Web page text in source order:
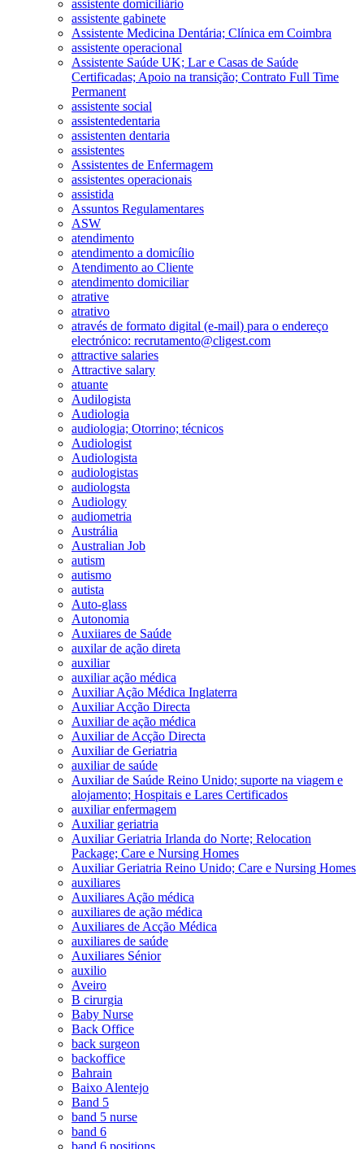
assistente domiciliário
assistente gabinete
Assistente Medicina Dentária; Clínica em Coimbra
assistente operacional
Assistente Saúde UK; Lar e Casas de Saúde
Certificadas; Apoio na transição; Contrato Full Time
Permanent
assistente social
assistentedentaria
assistenten dentaria
assistentes
Assistentes de Enfermagem
assistentes operacionais
assistida
Assuntos Regulamentares
ASW
atendimento
atendimento a domicílio
Atendimento ao Cliente
atendimento domiciliar
atrative
atrativo
através de formato digital (e-mail) para o endereço
electrónico: recrutamento@cligest.com
attractive salaries
Attractive salary
atuante
Audilogista
Audiologia
audiologia; Otorrino; técnicos
Audiologist
Audiologista
audiologistas
audiologsta
Audiology
audiometria
Austrália
Australian Job
autism
autismo
autista
Auto-glass
Autonomia
Auxiiares de Saúde
auxilar de ação direta
auxiliar
auxiliar ação médica
Auxiliar Ação Médica Inglaterra
Auxiliar Acção Directa
Auxiliar de ação médica
Auxiliar de Acção Directa
Auxiliar de Geriatria
auxiliar de saúde
Auxiliar de Saúde Reino Unido; suporte na viagem e
alojamento; Hospitais e Lares Certificados
auxiliar enfermagem
Auxiliar geriatria
Auxiliar Geriatria Irlanda do Norte; Relocation
Package; Care e Nursing Homes
Auxiliar Geriatria Reino Unido; Care e Nursing Homes
auxiliares
Auxiliares Ação médica
auxiliares de ação médica
Auxiliares de Acção Médica
auxiliares de saúde
Auxiliares Sénior
auxilio
Aveiro
B cirurgia
Baby Nurse
Back Office
back surgeon
backoffice
Bahrain
Baixo Alentejo
Band 5
band 5 nurse
band 6
band 6 positions